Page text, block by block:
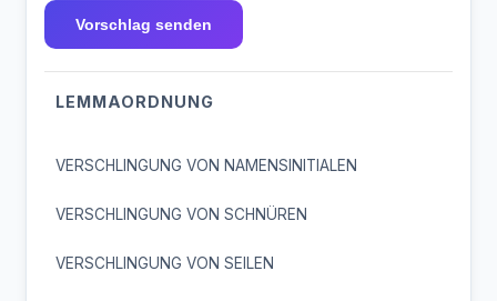
Vorschlag senden
LEMMAORDNUNG
VERSCHLINGUNG VON NAMENSINITIALEN
VERSCHLINGUNG VON SCHNÜREN
VERSCHLINGUNG VON SEILEN